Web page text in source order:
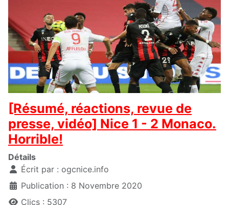
[Résumé, réactions, revue de
presse, vidéo] Nice 1 - 2 Monaco.
Horrible!
Détails
Écrit par : ogcnice.info
Publication : 8 Novembre 2020
Clics : 5307